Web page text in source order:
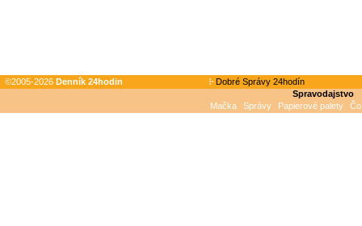
©2005-2026 Denník 24hodin
Dobré Správy 24hodín
Spravodajstvo
Mačka
Správy Papierové palety